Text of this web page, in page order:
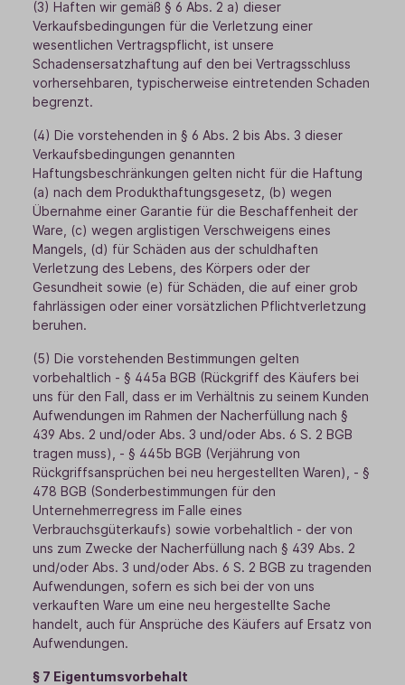
(3) Haften wir gemäß § 6 Abs. 2 a) dieser
Verkaufsbedingungen für die Verletzung einer
wesentlichen Vertragspflicht, ist unsere
Schadensersatzhaftung auf den bei Vertragsschluss
vorhersehbaren, typischerweise eintretenden Schaden
begrenzt.
(4) Die vorstehenden in § 6 Abs. 2 bis Abs. 3 dieser
Verkaufsbedingungen genannten
Haftungsbeschränkungen gelten nicht für die Haftung
(a) nach dem Produkthaftungsgesetz, (b) wegen
Übernahme einer Garantie für die Beschaffenheit der
Ware, (c) wegen arglistigen Verschweigens eines
Mangels, (d) für Schäden aus der schuldhaften
Verletzung des Lebens, des Körpers oder der
Gesundheit sowie (e) für Schäden, die auf einer grob
fahrlässigen oder einer vorsätzlichen Pflichtverletzung
beruhen.
(5) Die vorstehenden Bestimmungen gelten
vorbehaltlich - § 445a BGB (Rückgriff des Käufers bei
uns für den Fall, dass er im Verhältnis zu seinem Kunden
Aufwendungen im Rahmen der Nacherfüllung nach §
439 Abs. 2 und/oder Abs. 3 und/oder Abs. 6 S. 2 BGB
tragen muss), - § 445b BGB (Verjährung von
Rückgriffsansprüchen bei neu hergestellten Waren), - §
478 BGB (Sonderbestimmungen für den
Unternehmerregress im Falle eines
Verbrauchsgüterkaufs) sowie vorbehaltlich - der von
uns zum Zwecke der Nacherfüllung nach § 439 Abs. 2
und/oder Abs. 3 und/oder Abs. 6 S. 2 BGB zu tragenden
Aufwendungen, sofern es sich bei der von uns
verkauften Ware um eine neu hergestellte Sache
handelt, auch für Ansprüche des Käufers auf Ersatz von
Aufwendungen.
§ 7 Eigentumsvorbehalt